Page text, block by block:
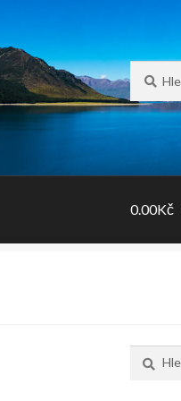
Hledat:
Hledat
0.00Kč